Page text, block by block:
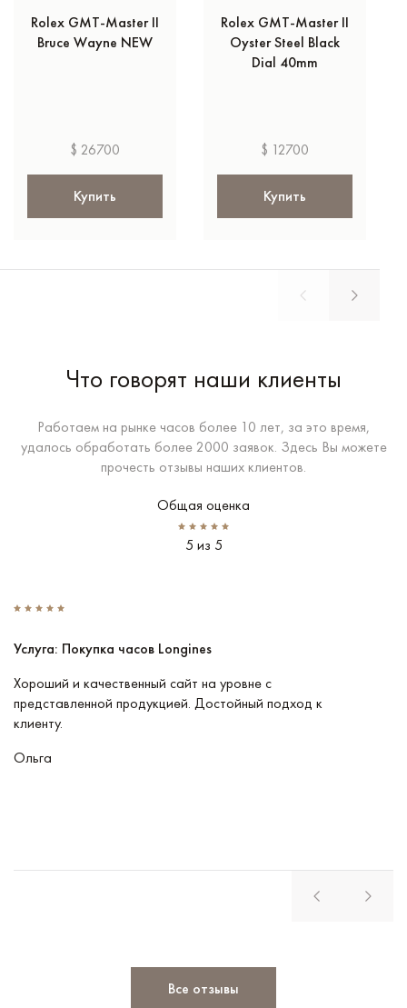
Rolex GMT-Master II
Bruce Wayne NEW
$ 26700
Купить
Rolex GMT-Master II
Oyster Steel Black
Dial 40mm
$ 12700
Купить
Что говорят наши клиенты
Работаем на рынке часов более 10 лет, за это время,
удалось обработать более 2000 заявок. Здесь Вы можете
прочесть отзывы наших клиентов.
Общая оценка
5 из 5
Услуга: Покупка часов Longines
Хороший и качественный сайт на уровне с
представленной продукцией. Достойный подход к
клиенту.
Ольга
Все отзывы